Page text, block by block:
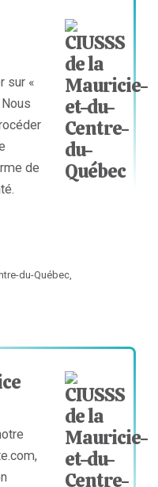
sur «
de
du-Québec,